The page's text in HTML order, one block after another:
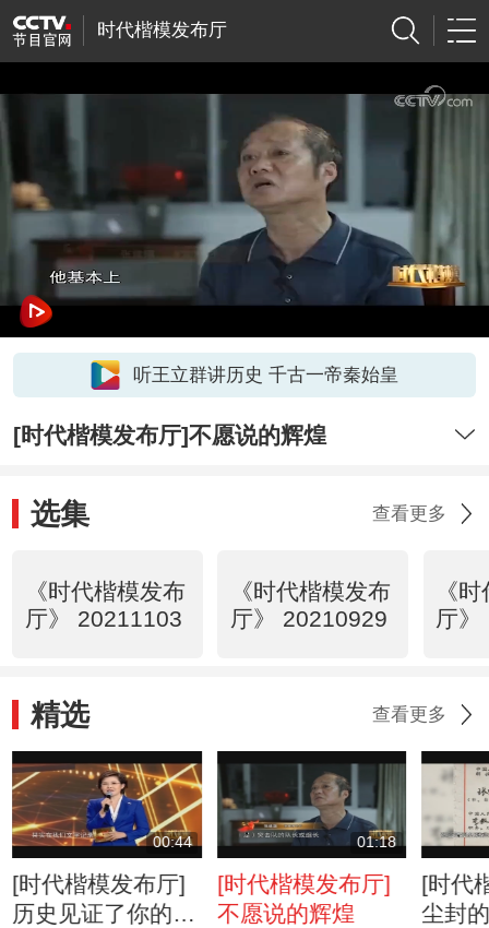
时代楷模发布厅
听王立群讲历史 千古一帝秦始皇
[时代楷模发布厅]不愿说的辉煌
选集 查看更多
《时代楷模发布
厅》 20211103
《时代楷模发布
厅》 20210929
《
厅》
精选 查看更多
00:44
[时代楷模发布厅]
历史见证了你的样
01:18
[时代楷模发布厅]
不愿说的辉煌
[时代
尘封